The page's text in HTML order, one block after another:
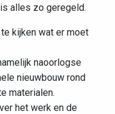
alles zo geregeld.
kijken wat er moet
naoorlogse
nieuwbouw rond
materialen.
het werk en de